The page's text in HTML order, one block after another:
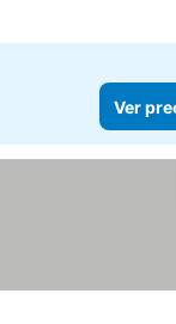
Ver